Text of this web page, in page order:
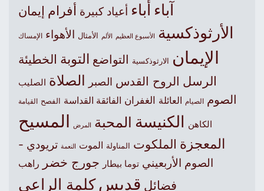
آباءأباء أعياد كبيرة أفرام إيمان
الأرثوذكسية الأسبوع العظيم الألم الأمثال الأهواء الإمساك
الإيمان الارثوذكسية التواضع التوبة الخطيئة
الرسل الروح القدس الصبر الصلاة الصليب
الصوم الصيام العائلة الغفران الفائقة القداسة الفصح القيامة
الكاهن الكنيسةالمحبة المرض المسيح
المعجزة الملكوت المناولة الموت النعمة تريودي -
الصوم الأربعيني توما بيطار جورج خضر راهب
فضائل قديس كلمة الراعي